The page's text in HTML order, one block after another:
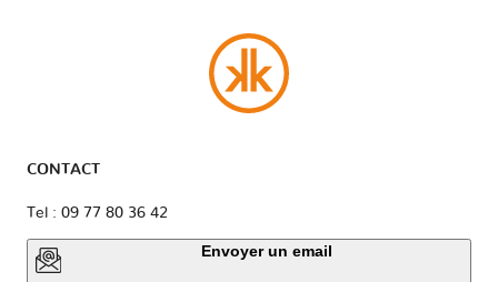
CONTACT
Tel : 09 77 80 36 42
Envoyer un email